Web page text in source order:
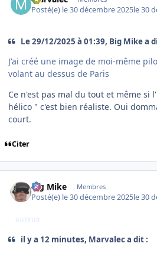
Posté(e) le 30 décembre 2025le 30
Le 29/12/2025 à 01:39, Big Mike a
J'ai créé une image de moi-même
volant au dessus de Paris
Ce n'est pas mal du tout et même si
hélico " c'est bien réaliste. Oui
court.
Citer
Big Mike Membres
Posté(e) le 30 décembre 2025le 30
AUTEUR
il y a 12 minutes, Marvalec a dit :